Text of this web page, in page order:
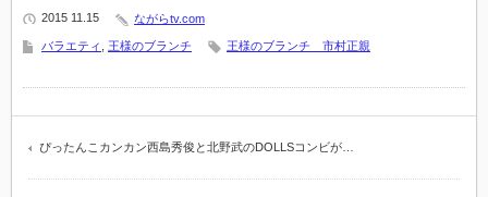
2015 11.15 ながらtv.com
バラエティ 王様のブランチ 王様のブランチ 市村正親
ぴったんこカンカン西島秀俊と北野武のDOLLSコンビが…